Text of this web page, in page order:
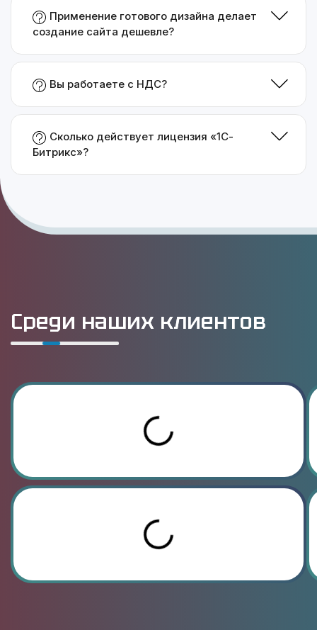
Применение готового дизайна делает
создание сайта дешевле?
Вы работаете с НДС?
Сколько действует лицензия «1С-
Битрикс»?
Среди наших клиентов